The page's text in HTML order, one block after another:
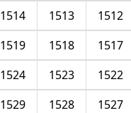
1512
1513
1514
1517
1518
1519
1522
1523
1524
1527
1528
1529